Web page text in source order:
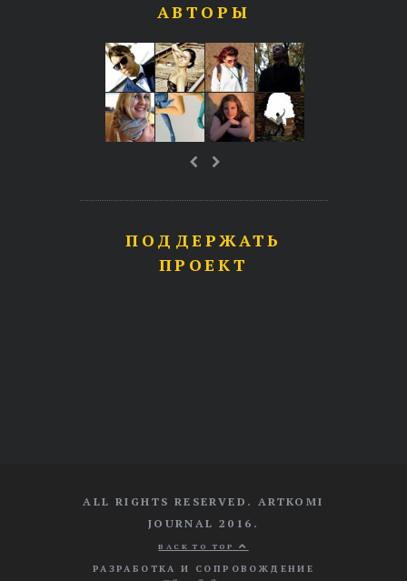
АВТОРЫ
ПОДДЕРЖАТЬ
ПРОЕКТ
ALL RIGHTS RESERVED. ARTKOMI
JOURNAL 2016.
BACK TO TOP
РАЗРАБОТКА И СОПРОВОЖДЕНИЕ